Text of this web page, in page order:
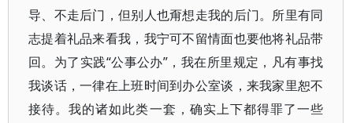
导、不走后门，但别人也甭想走我的后门。所里有同
志提着礼品来看我，我宁可不留情面也要他将礼品带
回。为了实践“公事公办”，我在所里规定，凡有事找
我谈话，一律在上班时间到办公室谈，来我家里恕不
接待。我的诸如此类一套，确实上下都得罪了一些